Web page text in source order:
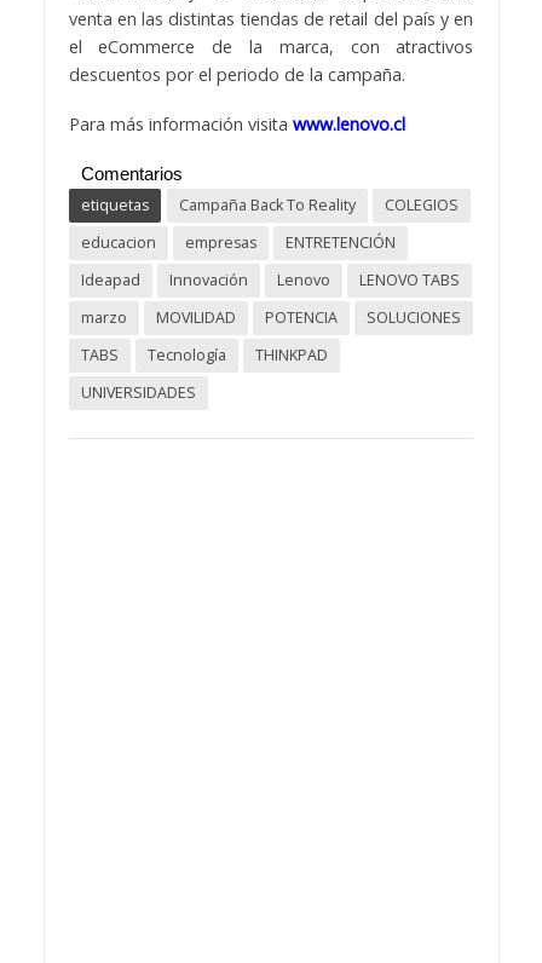
venta en las distintas tiendas de retail del país y en
el eCommerce de la marca, con atractivos
descuentos por el periodo de la campaña.
Para más información visita www.lenovo.cl
Comentarios
etiquetas
Campaña Back To Reality
COLEGIOS
educacion
empresas
ENTRETENCIÓN
Ideapad
Innovación Lenovo
LENOVO TABS
marzo
MOVILIDAD POTENCIA
SOLUCIONES
TABS
Tecnología
THINKPAD
UNIVERSIDADES